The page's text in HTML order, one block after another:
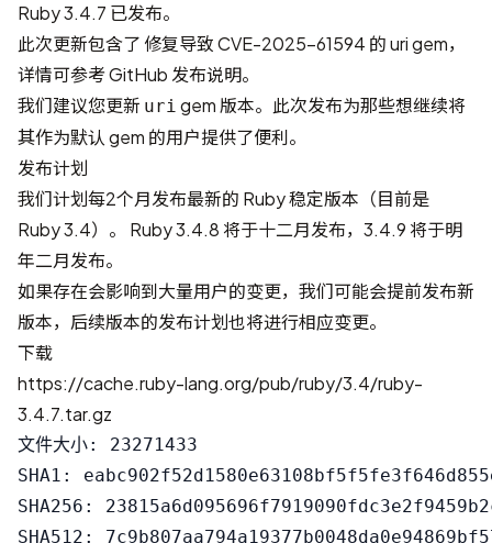
Ruby 3.4.7 已发布。
此次更新包含了 修复导致 CVE-2025-61594 的 uri gem，
详情可参考GitHub 发布说明。
我们建议您更新 uri gem 版本。此次发布为那些想继续将
其作为默认 gem 的用户提供了便利。
发布计划
我们计划每2个月发布最新的 Ruby 稳定版本（目前是
Ruby 3.4）。 Ruby 3.4.8 将于十二月发布，3.4.9 将于明
年二月发布。
如果存在会影响到大量用户的变更，我们可能会提前发布新
版本，后续版本的发布计划也将进行相应变更。
下载
https://cache.ruby-lang.org/pub/ruby/3.4/ruby-
3.4.7.tar.gz
文件大小: 23271433
SHA1:
SHA256: